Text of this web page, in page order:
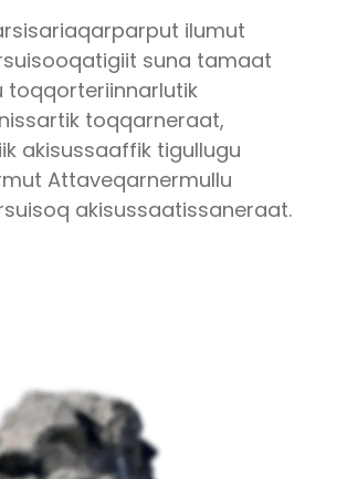
ilumut
suna tamaat
toqqorteriinnarlutik
toqqarneraat,
akisussaaffik tigullugu
Attaveqarnermullu
akisussaatissaneraat.